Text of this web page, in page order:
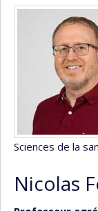
Sciences de la
Nicolas